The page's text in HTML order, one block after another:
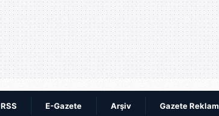
RSS E-Gazete Arşiv Gazete Reklam